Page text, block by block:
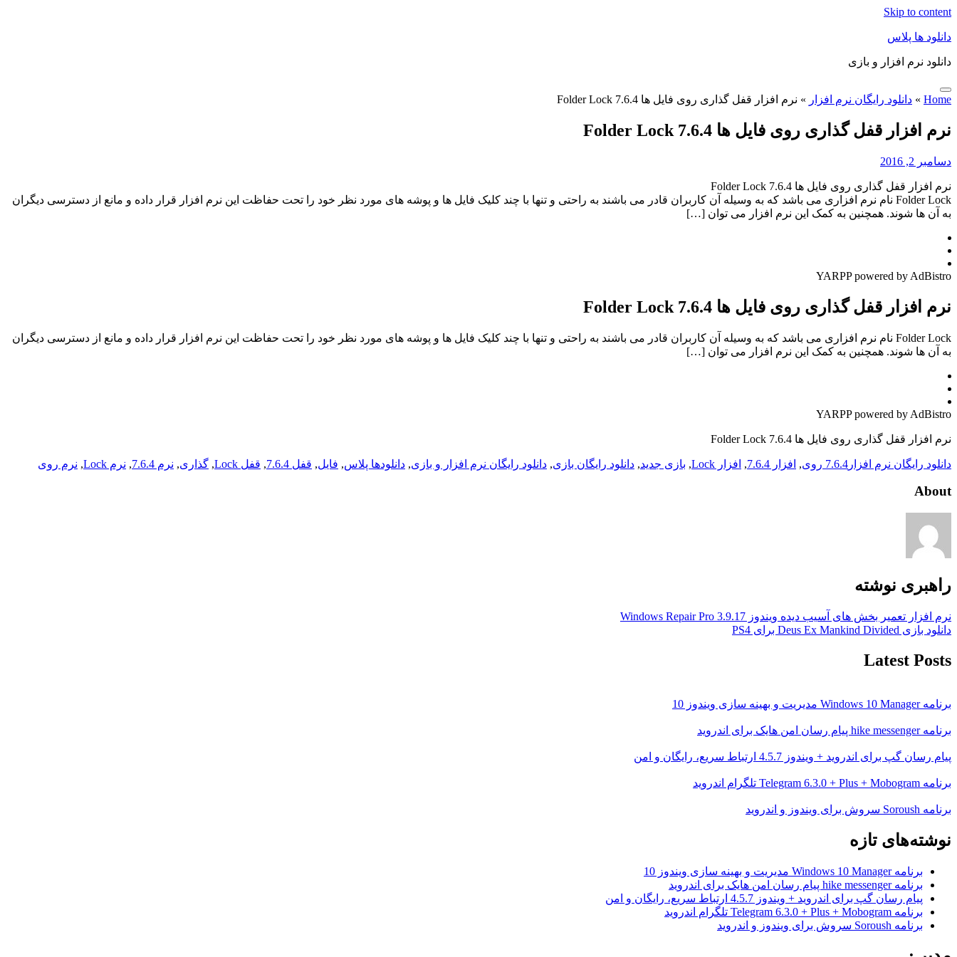
Skip to content
دانلود ها پلاس
دانلود نرم افزار و بازی
Home
» دانلود رایگان نرم افزار » نرم افزار قفل گذاری روی فایل ها Folder Lock 7.6.4
نرم افزار قفل گذاری روی فایل ها Folder Lock 7.6.4
دسامبر 2, 2016
نرم افزار قفل گذاری روی فایل ها Folder Lock 7.6.4
Folder Lock نام نرم افزاری می باشد که به وسیله آن کاربران قادر می باشند به راحتی و تنها با چند کلیک فایل ها و پوشه های مورد نظر خود را تحت حفاظت این نرم افزار قرار داده و مانع از دسترسی دیگران
به آن ها شوند. همچنین به کمک این نرم افزار می توان […]
YARPP powered by AdBistro
نرم افزار قفل گذاری روی فایل ها Folder Lock 7.6.4
Folder Lock نام نرم افزاری می باشد که به وسیله آن کاربران قادر می باشند به راحتی و تنها با چند کلیک فایل ها و پوشه های مورد نظر خود را تحت حفاظت این نرم افزار قرار داده و مانع از دسترسی دیگران
به آن ها شوند. همچنین به کمک این نرم افزار می توان […]
YARPP powered by AdBistro
نرم افزار قفل گذاری روی فایل ها Folder Lock 7.6.4
دانلود رایگان نرم افزار 7.6.4 روی , افزار 7.6.4 , افزار Lock , بازی جدید, دانلود رایگان بازی, دانلود رایگان نرم افزار و بازی, دانلودها پلاس, فایل, قفل 7.6.4 , قفل Lock , گذاری, نرم 7.6.4 , نرم Lock , نرم روی
About
راهبری نوشته
نرم افزار تعمیر بخش های آسیب دیده ویندوز Windows Repair Pro 3.9.17
دانلود بازی Deus Ex Mankind Divided برای PS4
Latest Posts
برنامه Windows 10 Manager مدیریت و بهینه سازی ویندوز 10
برنامه hike messenger پیام‌ رسان‌ امن هایک برای اندروید
پیام رسان گپ برای اندروید + ویندوز 4.5.7 ارتباط سریع، رایگان و امن
برنامه Telegram 6.3.0 + Plus + Mobogram تلگرام اندروید
برنامه Soroush سروش برای ویندوز و اندروید
نوشته‌های تازه
برنامه Windows 10 Manager مدیریت و بهینه سازی ویندوز 10
برنامه hike messenger پیام‌ رسان‌ امن هایک برای اندروید
پیام رسان گپ برای اندروید + ویندوز 4.5.7 ارتباط سریع، رایگان و امن
برنامه Telegram 6.3.0 + Plus + Mobogram تلگرام اندروید
برنامه Soroush سروش برای ویندوز و اندروید